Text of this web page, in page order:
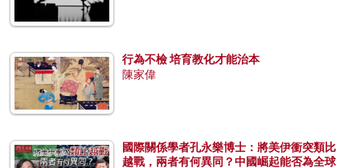
行為不檢 培育教化才能治本
陳家偉
國際關係學者孔永樂博士：將美伊衝突類比
越戰，兩者有何異同？中國崛起能否為全球